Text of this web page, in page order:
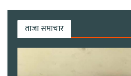
ताजा समाचार